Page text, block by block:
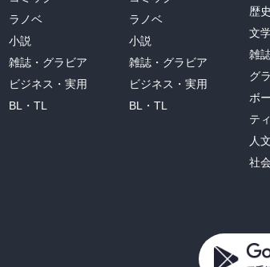
ラノベ
小説
雑誌・グラビア
ビジネス・実用
BL・TL
ラノベ
小説
雑誌・グラビア
ビジネス・実用
BL・TL
歴
文
雑
グ
ボ
テ
人
社